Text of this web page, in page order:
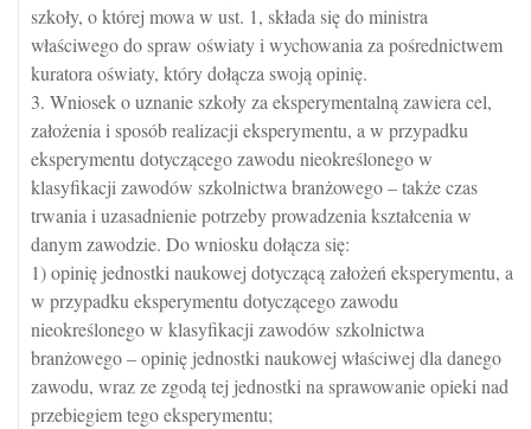
szkoły, o której mowa w ust. 1, składa się do ministra
właściwego do spraw oświaty i wychowania za pośrednictwem
kuratora oświaty, który dołącza swoją opinię.
3. Wniosek o uznanie szkoły za eksperymentalną zawiera cel,
założenia i sposób realizacji eksperymentu, a w przypadku
eksperymentu dotyczącego zawodu nieokreślonego w
klasyfikacji zawodów szkolnictwa branżowego – także czas
trwania i uzasadnienie potrzeby prowadzenia kształcenia w
danym zawodzie. Do wniosku dołącza się:
1) opinię jednostki naukowej dotyczącą założeń eksperymentu, a
w przypadku eksperymentu dotyczącego zawodu
nieokreślonego w klasyfikacji zawodów szkolnictwa
branżowego – opinię jednostki naukowej właściwej dla danego
zawodu, wraz ze zgodą tej jednostki na sprawowanie opieki nad
przebiegiem tego eksperymentu;